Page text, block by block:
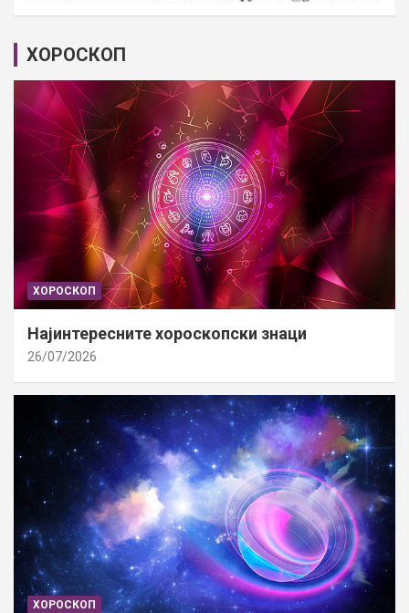
ХОРОСКОП
ХОРОСКОП
Најинтересните хороскопски знаци
26/07/2026
ХОРОСКОП